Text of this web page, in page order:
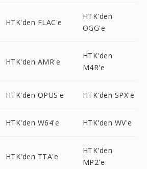
HTK'den FLAC'e
HTK'den
OGG'e
HTK'den AMR'e
HTK'den
M4R'e
HTK'den OPUS'e HTK'den SPX'e
HTK'den W64'e HTK'den WV'e
HTK'den TTA'e
HTK'den
MP2'e